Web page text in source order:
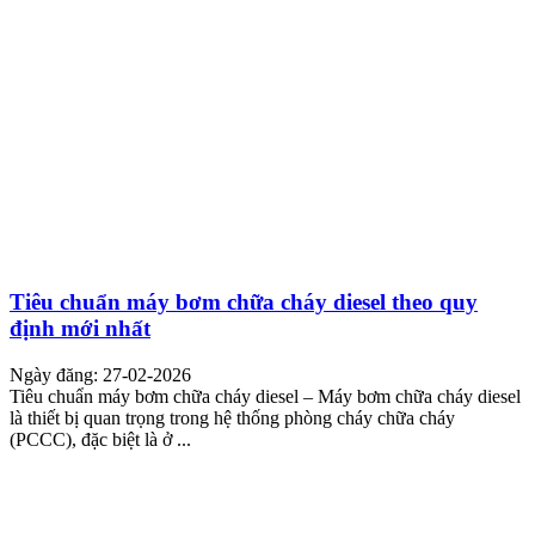
Tiêu chuẩn máy bơm chữa cháy diesel theo quy
định mới nhất
Ngày đăng: 27-02-2026
Tiêu chuẩn máy bơm chữa cháy diesel – Máy bơm chữa cháy diesel
là thiết bị quan trọng trong hệ thống phòng cháy chữa cháy
(PCCC), đặc biệt là ở ...